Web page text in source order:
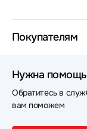
Покупателям
Нужна
Обратитесь в
вам поможем